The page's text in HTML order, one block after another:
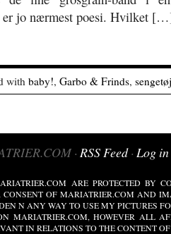
er jo nærmest poesi. Hvilket
with baby!, Garbo & Frinds, sengetøj
· RSS Feed· Log in
ARE PROTECTED BY
OF MARIATRIER.COM AND
N ANY WAY TO USE MY PICTURES
MARIATRIER.COM, HOWEVER ALL
IN RELATIONS TO THE CONTENT